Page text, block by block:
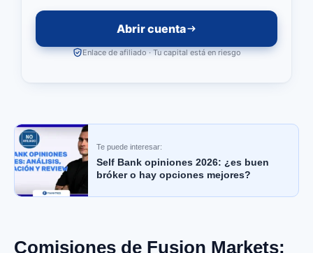
Abrir cuenta
Enlace de afiliado · Tu capital está en riesgo
Te puede interesar:
Self Bank opiniones 2026: ¿es buen
bróker o hay opciones mejores?
Comisiones de Fusion Markets: